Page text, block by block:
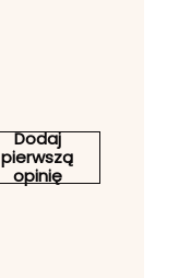
Dodaj
pierwszą
opinię